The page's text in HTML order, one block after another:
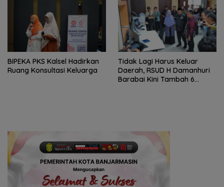
‎BIPEKA PKS Kalsel Hadirkan
Ruang Konsultasi Keluarga ‎
Tidak Lagi Harus Keluar
Daerah, RSUD H Damanhuri
Barabai Kini Tambah 6